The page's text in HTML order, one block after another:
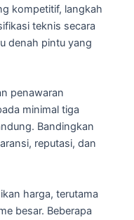
kompetitif, langkah
teknis secara
denah pintu yang
penawaran
minimal tiga
Bandingkan
reputasi, dan
harga, terutama
besar. Beberapa